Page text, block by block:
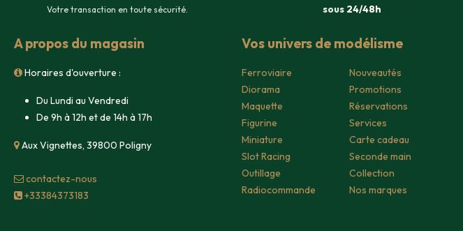
Votre transaction en toute sécurité.
sous 24/48h
A propos du magasin
Horaires d'ouverture :
Du Lundi au Vendredi
De 9h à 12h et de 14h à 17h
Aux Vignettes, 39800 Poligny
contacte​z-nous
+33384373183
Vos univers de modélisme
Ferroviaire
Diorama
Maquette
Figurine
Miniature
Slot Racing
Outillage
Radiocommande
Nouveautés
Promotions
Réservations
Services
Carte cadeau
Seconde main
Collection
Nos marques